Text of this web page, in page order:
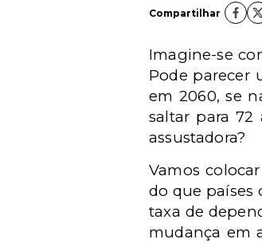
Compartilhar
Imagine-se
Pode parecer
em 2060, se
saltar para
assustadora?
Vamos
do que países
taxa de
mudança em